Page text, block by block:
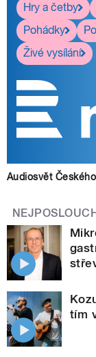
Hry a četby
Pohádky
Živé vysílání
Audiosvět
tím